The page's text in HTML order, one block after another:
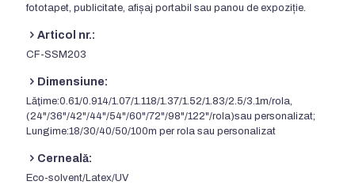
fototapet, publicitate, afișaj portabil sau panou de expoziție.
Articol nr.:
CF-SSM203
Dimensiune:
Lăţime:0.61/0.914/1.07/1.118/1.37/1.52/1.83/2.5/3.1m/rola,
(24"/36"/42"/44"/54"/60"/72"/98"/122"/rola)sau personalizat;
Lungime:18/30/40/50/100m per rola sau personalizat
Cerneală:
Eco-solvent/Latex/UV